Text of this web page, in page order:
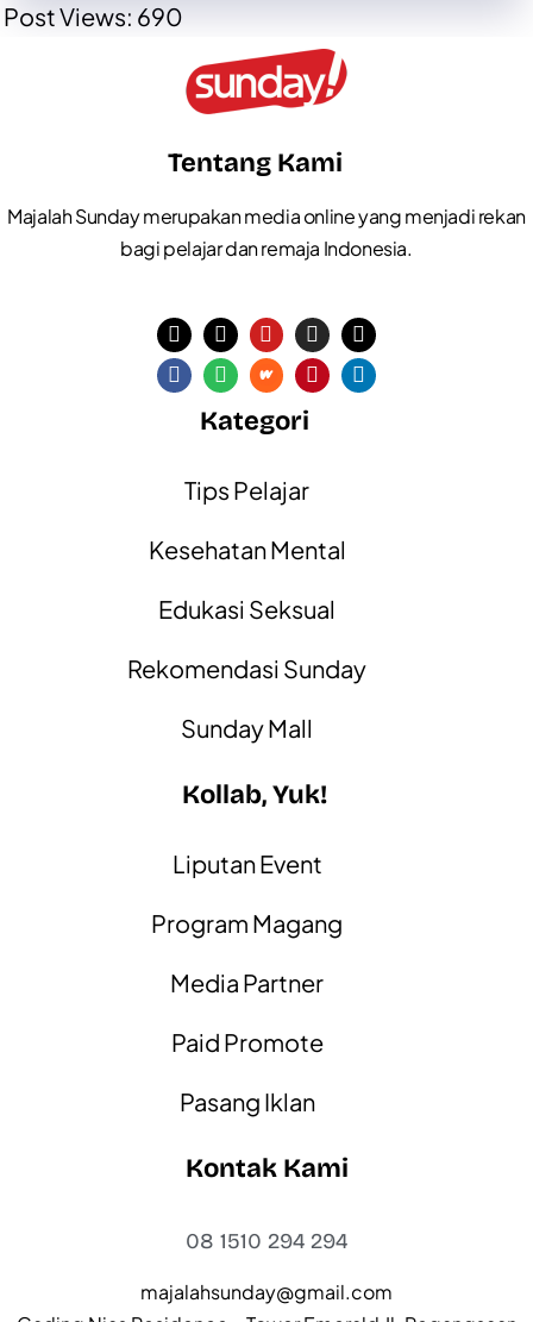
Post Views: 690
Tentang Kami
Majalah Sunday merupakan media online yang menjadi rekan
bagi pelajar dan remaja Indonesia.
Kategori
Tips Pelajar
Kesehatan Mental
Edukasi Seksual
Rekomendasi Sunday
Sunday Mall
Kollab, Yuk!
Liputan Event
Program Magang
Media Partner
Paid Promote
Pasang Iklan
Kontak Kami
08 1510 294 294
majalahsunday@gmail.com